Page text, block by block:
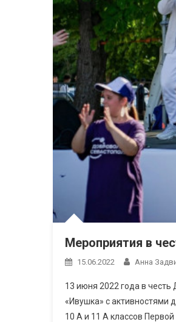
Мероприятия в
15.06.2022 Анна
13 июня 2022 года в
«Ивушка» с активностями
10 А и 11 А классов